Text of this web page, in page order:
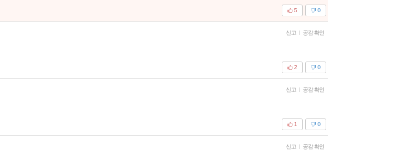
0
5
신고 | 공감 확인
0
2
신고 | 공감 확인
0
1
신고 | 공감 확인